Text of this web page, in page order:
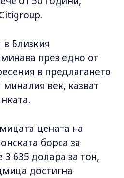
Близкия
през едно от
в предлагането
век, казват
цената на
борса за
635 долара за тон,
достигна